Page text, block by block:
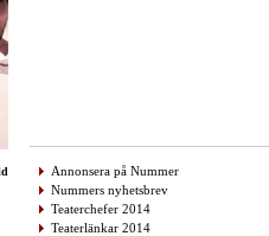
Annonsera på Nummer
Nummers nyhetsbrev
Teaterchefer 2014
Teaterlänkar 2014